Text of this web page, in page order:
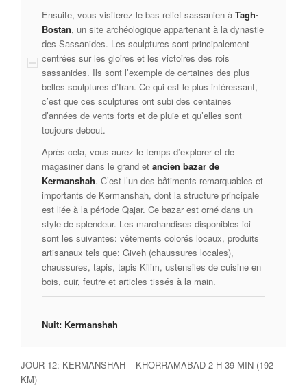
Ensuite, vous visiterez le bas-relief sassanien à Tagh-
Bostan, un site archéologique appartenant à la dynastie
des Sassanides. Les sculptures sont principalement
centrées sur les gloires et les victoires des rois
sassanides. Ils sont l’exemple de certaines des plus
belles sculptures d’Iran. Ce qui est le plus intéressant,
c’est que ces sculptures ont subi des centaines
d’années de vents forts et de pluie et qu’elles sont
toujours debout.
Après cela, vous aurez le temps d’explorer et de
magasiner dans le grand et ancien bazar de
Kermanshah. C’est l’un des bâtiments remarquables et
importants de Kermanshah, dont la structure principale
est liée à la période Qajar. Ce bazar est orné dans un
style de splendeur. Les marchandises disponibles ici
sont les suivantes: vêtements colorés locaux, produits
artisanaux tels que: Giveh (chaussures locales),
chaussures, tapis, tapis Kilim, ustensiles de cuisine en
bois, cuir, feutre et articles tissés à la main.
Nuit: Kermanshah
JOUR 12: KERMANSHAH – KHORRAMABAD 2 H 39 MIN (192
KM)